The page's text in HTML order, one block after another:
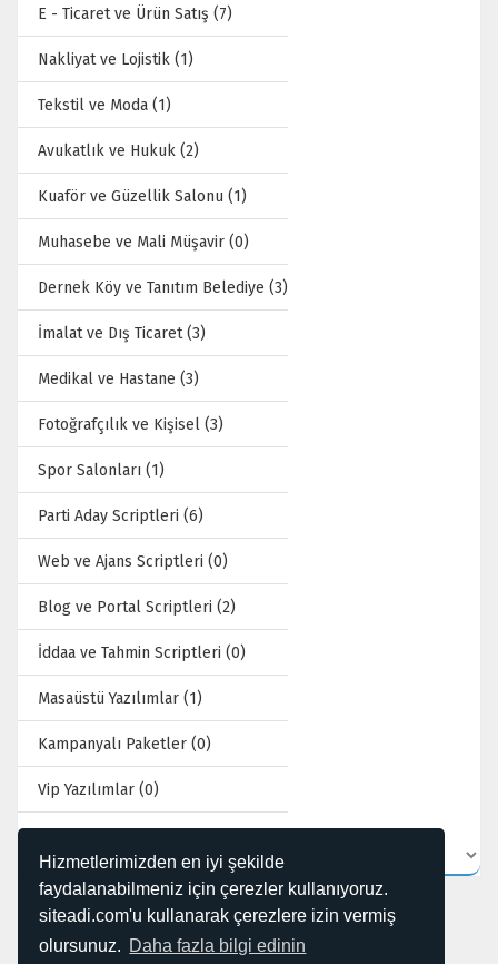
Hizmetlerimizden en iyi şekilde
faydalanabilmeniz için çerezler kullanıyoruz.
siteadi.com'u kullanarak çerezlere izin vermiş
olursunuz. Daha fazla bilgi edinin
E - Ticaret ve Ürün Satış (7)
Nakliyat ve Lojistik (1)
Tekstil ve Moda (1)
Avukatlık ve Hukuk (2)
Kuaför ve Güzellik Salonu (1)
Muhasebe ve Mali Müşavir (0)
Dernek Köy ve Tanıtım Belediye (3)
İmalat ve Dış Ticaret (3)
Medikal ve Hastane (3)
Fotoğrafçılık ve Kişisel (3)
Spor Salonları (1)
Parti Aday Scriptleri (6)
Web ve Ajans Scriptleri (0)
Blog ve Portal Scriptleri (2)
İddaa ve Tahmin Scriptleri (0)
Masaüstü Yazılımlar (1)
Kampanyalı Paketler (0)
Vip Yazılımlar (0)